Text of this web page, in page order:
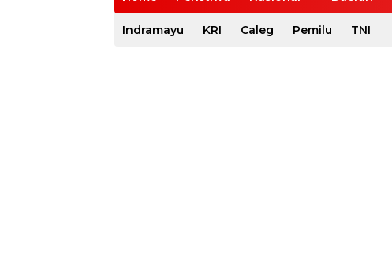
Indramayu KRI Caleg Pemilu TNI